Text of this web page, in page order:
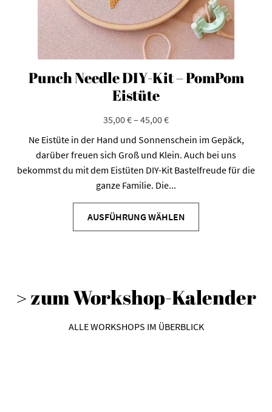
Punch Needle DIY-Kit – PomPom
Eistüte
35,00€– 45,00€
Ne Eistüte in der Hand und Sonnenschein im Gepäck,
darüber freuen sich Groß und Klein. Auch bei uns
bekommst du mit dem Eistüten DIY-Kit Bastelfreude für die
ganze Familie. Die...
AUSFÜHRUNG WÄHLEN
Dieses
weist
Die
Optionen
können
> zum Workshop-Kalender
ALLE WORKSHOPS IM ÜBERBLICK